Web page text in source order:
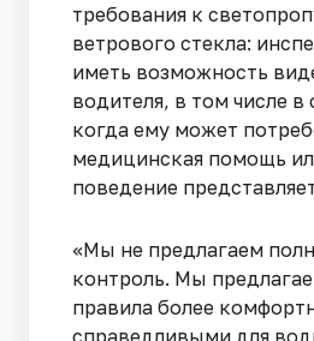
требования к
ветрового стекла:
иметь возможность
водителя, в том числе в
когда ему может
медицинская помощь
поведение
«Мы не предлагаем
контроль. Мы
правила более
справедливыми для